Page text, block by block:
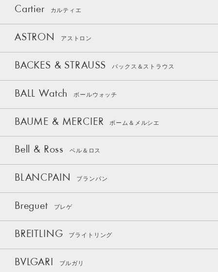
Cartier カルティエ
ASTRON アストロン
BACKES & STRAUSS バックス＆ストラウス
BALL Watch ボールウォッチ
BAUME & MERCIER ボーム＆メルシエ
Bell & Ross ベル＆ロス
BLANCPAIN ブランパン
Breguet ブレゲ
BREITLING ブライトリング
BVLGARI ブルガリ